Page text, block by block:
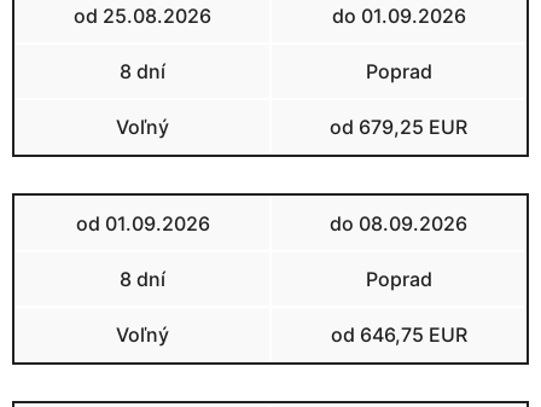
od 25.08.2026 do 01.09.2026
8 dní Poprad
Voľný od 679,25 EUR
od 01.09.2026 do 08.09.2026
8 dní Poprad
Voľný od 646,75 EUR